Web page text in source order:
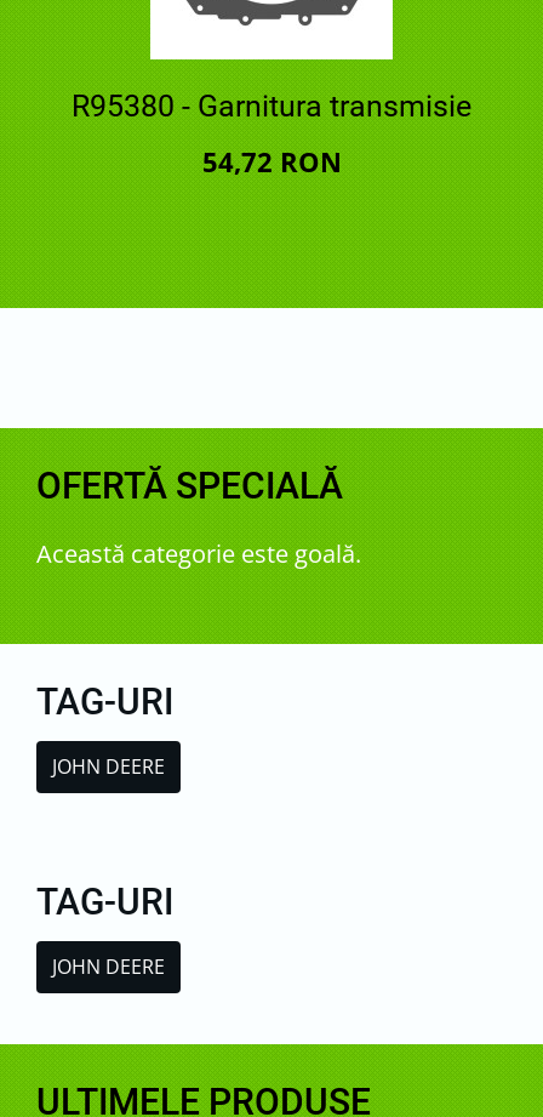
R95380 - Garnitura transmisie
54,72 RON
OFERTĂ SPECIALĂ
Această categorie este goală.
TAG-URI
JOHN DEERE
TAG-URI
JOHN DEERE
ULTIMELE PRODUSE